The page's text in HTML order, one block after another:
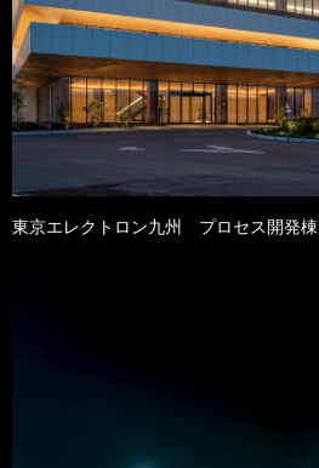
東京エレクトロン九州 プロセス開発棟